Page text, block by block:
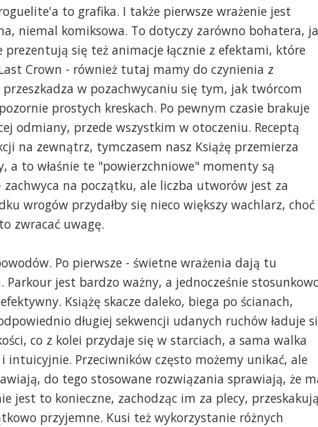
to grafika. I także pierwsze wrażenie jest
niemal komiksowa. To dotyczy zarówno bohatera,
prezentują się też animacje łącznie z efektami, które
Crown - również tutaj mamy do czynienia z
w pozachwycaniu się tym, jak twórcom
prostych kreskach. Po pewnym czasie brakuje
odmiany, przede wszystkim w otoczeniu. Receptą
na zewnątrz, tymczasem nasz Książę przemierza
a to właśnie te "powierzchniowe" momenty są
na początku, ale liczba utworów jest za
wrogów przydałby się nieco większy wachlarz, choć
zwracać uwagę.
Po pierwsze - świetne wrażenia dają tu
jest bardzo ważny, a jednocześnie
Książę skacze daleko, biega po ścianach,
długiej sekwencji udanych ruchów ładuje
co z kolei przydaje się w starciach, a sama walka
Przeciwników często możemy unikać, ale
do tego stosowane rozwiązania sprawiają, że
jest to konieczne, zachodząc im za plecy,
przyjemne. Kusi też wykorzystanie różnych